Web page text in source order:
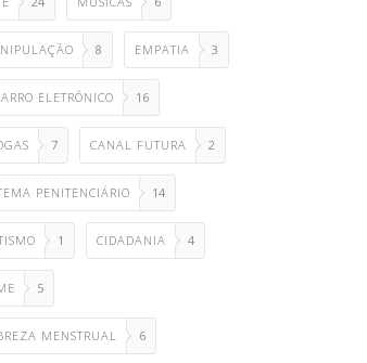
8 EMPATIA 3
ELETRÔNICO 16
7 CANAL FUTURA 2
PENITENCIÁRIO 14
1 CIDADANIA 4
5
MENSTRUAL 6